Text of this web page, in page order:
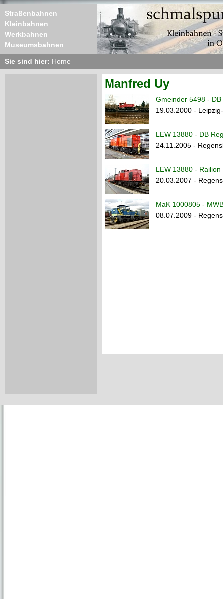
Straßenbahnen
Kleinbahnen
Werkbahnen
Museumsbahnen
Sie sind hier: Home
Manfred Uy
Gmeinder 5498 -
19.03.2000 -
LEW 13880 - DB
24.11.2005 -
LEW 13880 - Railion
20.03.2007 -
MaK 1000805 -
08.07.2009 -